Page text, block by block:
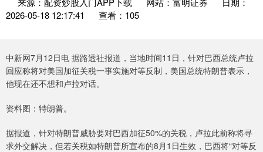
2026-05-18 12:17:41
查看：105
中新网7月12日电 据路透社报道，当地时间11日，针对巴西总统卢拉
回应称将对美国加征关税一事实施对等反制，美国总统特朗普表示，
他现在还不想和卢拉对话。
资料图：特朗普。
据报道，针对特朗普威胁要对巴西加征50%的关税，卢拉此前称将寻
求外交解决，但若关税如特朗普所宣布的8月1日生效，巴西将“对等反